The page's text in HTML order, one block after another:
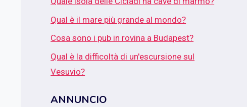
Qual è il mare più grande al mondo?
Cosa sono i pub in rovina a Budapest?
Qual è la difficoltà di un'escursione sul
Vesuvio?
ANNUNCIO